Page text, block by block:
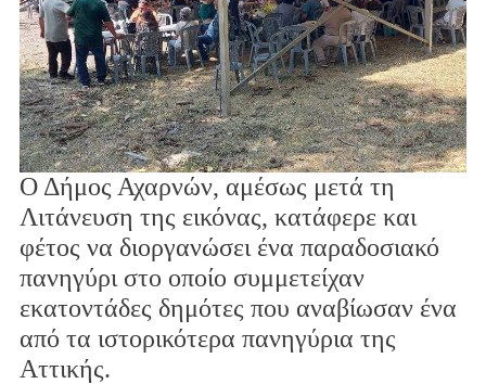
Ο Δήμος Αχαρνών, αμέσως μετά τη
Λιτάνευση της εικόνας, κατάφερε και
φέτος να διοργανώσει ένα παραδοσιακό
πανηγύρι στο οποίο συμμετείχαν
εκατοντάδες δημότες που αναβίωσαν ένα
από τα ιστορικότερα πανηγύρια της
Αττικής.